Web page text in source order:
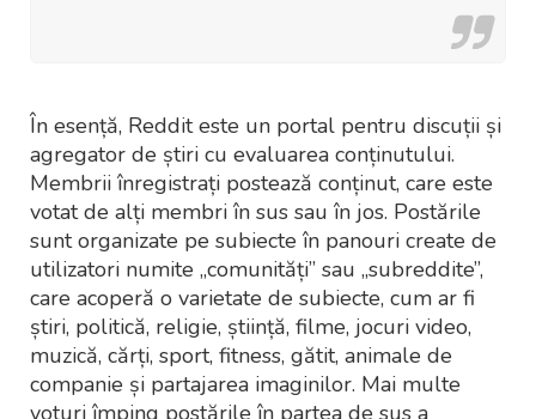
În esență, Reddit este un portal pentru discuții și
agregator de știri cu evaluarea conținutului.
Membrii înregistrați postează conținut, care este
votat de alți membri în sus sau în jos. Postările
sunt organizate pe subiecte în panouri create de
utilizatori numite „comunități” sau „subreddite”,
care acoperă o varietate de subiecte, cum ar fi
știri, politică, religie, știință, filme, jocuri video,
muzică, cărți, sport, fitness, gătit, animale de
companie și partajarea imaginilor. Mai multe